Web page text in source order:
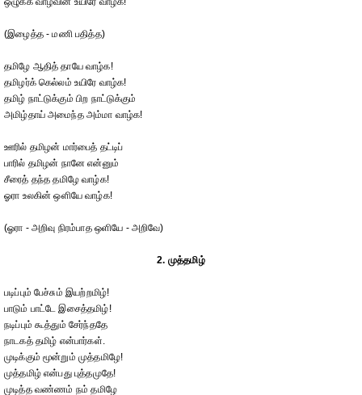
(இழைத்த - மணி பதித்த)
தமிழே ஆதித் தாயே வாழ்க!
தமிழர்க் கெல்லம் உயிரே வாழ்க!
தமிழ் நாட்டுக்கும் பிற நாட்டுக்கும்
அமிழ்தாய் அமைந்த அம்மா வாழ்க!
ஊரில் தமிழன் மார்பைத் தட்டிப்
பாரில் தமிழன் நானே என்னும்
சீரைத் தந்த தமிழே வாழ்க!
ஓரா உலகின் ஒளியே வாழ்க!
(ஓரா - அறிவு நிரம்பாத ஒளியே - அறிவே)
2. முத்தமிழ்
படிப்பும் பேச்சும் இயற்றமிழ்!
பாடும் பாட்டே இசைத்தமிழ்!
நடிப்பும் கூத்தும் சேர்ந்ததே
நாடகத் தமிழ் என்பார்கள்.
முடிக்கும் மூன்றும் முத்தமிழே!
முத்தமிழ் என்பது புத்தமுதே!
முடித்த வண்ணம் நம் தமிழே